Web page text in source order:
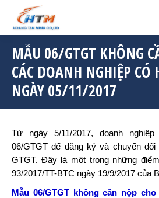
MẪU 06/GTGT KHÔNG
CÁC DOANH NGHIỆP
NGÀY 05/11/2017
Từ ngày 5/11/2017, doanh
06/GTGT để đăng ký và chuyển
GTGT. Đây là một trong những
93/2017/TT-BTC ngày 19/9/2017 của
Mẫu 06/GTGT không cần nộp